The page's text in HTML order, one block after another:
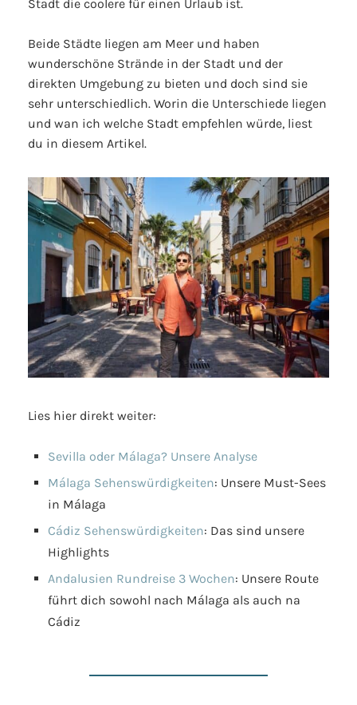
Stadt die coolere für einen Urlaub ist.
Beide Städte liegen am Meer und haben
wunderschöne Strände in der Stadt und der
direkten Umgebung zu bieten und doch sind sie
sehr unterschiedlich. Worin die Unterschiede liegen
und wan ich welche Stadt empfehlen würde, liest
du in diesem Artikel.
Lies hier direkt weiter:
Sevilla oder Málaga? Unsere Analyse
Málaga Sehenswürdigkeiten: Unsere Must-Sees
in Málaga
Cádiz Sehenswürdigkeiten: Das sind unsere
Highlights
Andalusien Rundreise 3 Wochen: Unsere Route
führt dich sowohl nach Málaga als auch na
Cádiz